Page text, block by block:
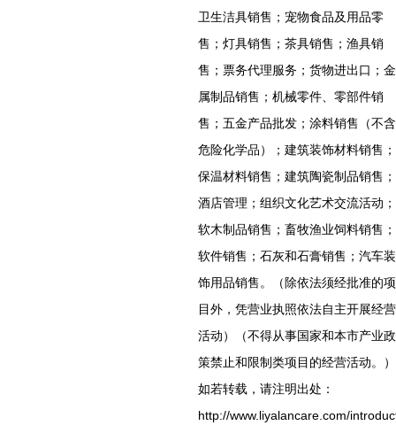
卫生洁具销售；宠物食品及用品零
售；灯具销售；茶具销售；渔具销
售；票务代理服务；货物进出口；金
属制品销售；机械零件、零部件销
售；五金产品批发；涂料销售（不含
危险化学品）；建筑装饰材料销售；
保温材料销售；建筑陶瓷制品销售；
酒店管理；组织文化艺术交流活动；
软木制品销售；畜牧渔业饲料销售；
软件销售；石灰和石膏销售；汽车装
饰用品销售。（除依法须经批准的项
目外，凭营业执照依法自主开展经营
活动）（不得从事国家和本市产业政
策禁止和限制类项目的经营活动。）
如若转载，请注明出处：
http://www.liyalancare.com/